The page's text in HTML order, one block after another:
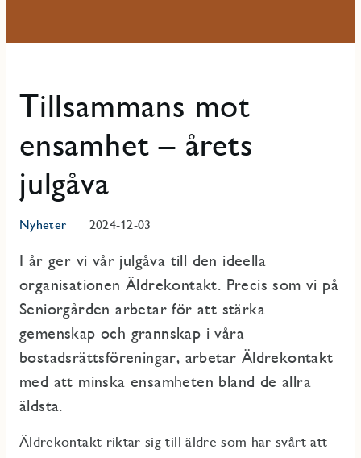
Tillsammans mot
ensamhet – årets
julgåva
Nyheter 2024-12-03
I år ger vi vår julgåva till den ideella
organisationen Äldrekontakt. Precis som vi på
Seniorgården arbetar för att stärka
gemenskap och grannskap i våra
bostadsrättsföreningar, arbetar Äldrekontakt
med att minska ensamheten bland de allra
äldsta.
Äldrekontakt riktar sig till äldre som har svårt att